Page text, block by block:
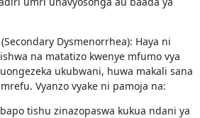
Dysmenorrhea): Haya ni
na matatizo kwenye mfumo vya
ukubwani, huwa makali sana
Vyanzo vyake ni pamoja na:
tishu zinazopaswa kukua ndani ya